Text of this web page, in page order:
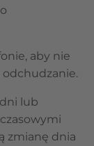
aby nie
lub
zmianę dnia